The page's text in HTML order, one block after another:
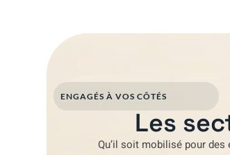
ENGAGÉS À VOS CÔTÉS
Les
Qu’il soit mobilisé pourdes